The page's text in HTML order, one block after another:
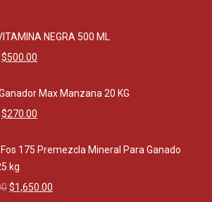
NEGRA 500 ML
Original
was:
$550.00.
$500.00
is:
Max Manzana 20 KG
Original
was:
$470.00.
$270.00
is:
175 Premezcla Mineral Para Ganado
kg
Original
$1,650.00